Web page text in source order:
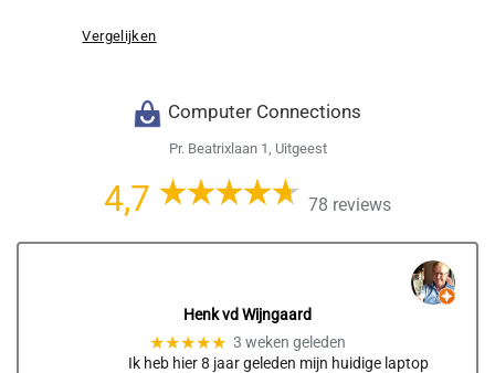
Vergelijken
Computer Connections
Pr. Beatrixlaan 1, Uitgeest
4,7 78 reviews
Henk vd Wijngaard
★★★★★ 3 weken geleden
Ik heb hier 8 jaar geleden mijn huidige laptop